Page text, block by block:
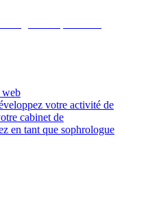
web
votre activité de
cabinet de
en tant que sophrologue